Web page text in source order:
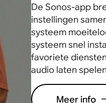
De Sonos-app
instellingen
systeem
systeem snel
favoriete
audio laten
Meer info